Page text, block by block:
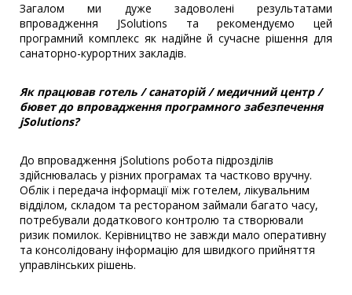
Загалом ми дуже задоволені результатами
впровадження JSolutions та рекомендуємо цей
програмний комплекс як надійне й сучасне рішення для
санаторно-курортних закладів.
Як працював готель / санаторій / медичний центр /
бювет до впровадження програмного забезпечення
jSolutions?
До впровадження jSolutions робота підрозділів
здійснювалась у різних програмах та частково вручну.
Облік і передача інформації між готелем, лікувальним
відділом, складом та рестораном займали багато часу,
потребували додаткового контролю та створювали
ризик помилок. Керівництво не завжди мало оперативну
та консолідовану інформацію для швидкого прийняття
управлінських рішень.